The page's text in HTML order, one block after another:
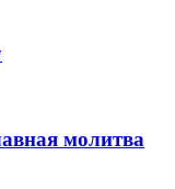
молитва